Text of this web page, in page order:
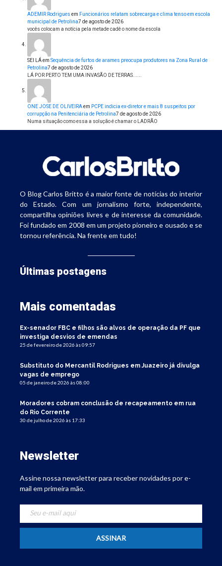
ADEMIR Rodrigues em Funcionários relatam sobrecarga e clima tenso em escola
municipal de Petrolina7 de agosto de 2026
vocês colocam a notícia pela metade cadê o nome da escola
SEI LÁem Sequência de furtos de arames preocupa produtores na Zona Rural de
Petrolina7 de agosto de 2026
LÁ POR PERTO TEM UMA INVASÃO DE TERRAS......
ONE JOSE DE OLIVEIRAem PCPE indicia ex-diretor e mais 8 suspeitos por
corrupção na Penitenciária de Petrolina7 de agosto de 2026
Numa situação como essa a solução é chamar o LADRÃO
O Blog Carlos Britto é a maior fonte de notícias do interior
do Estado. Com um jornalismo forte, independente,
compartilha opiniões livres e de interesse da comunidade.
Foi fundado em 2008 em um projeto pioneiro e ousado e se
tornou referência. Na frente em tudo!
Últimas postagens
Mais comentadas
Ex-senador FBC e filhos são alvos de operação da PF que
investiga desvios de emendas
25 de fevereiro de 2026 às 09:57
Substituto do Mercantil Rodrigues em Juazeiro já divulga
vagas de emprego
05 de janeiro de 2026 às 08:00
Moradores cobram conclusão de recapeamento em rua
do Rio Corrente
30 de julho de 2026 às 17:33
Newsletter
Assine nossa newsletter para receber novidades por e-
mail em primeira mão.